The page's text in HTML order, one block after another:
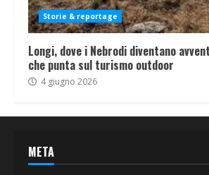
Storie & reportage
Longi, dove i Nebrodi diventano
che punta sul turismo outdoor
4 giugno 2026
META